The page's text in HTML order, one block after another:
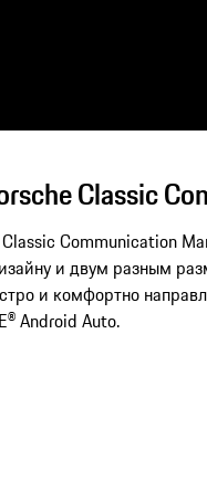
Classic
Communication
и двум разным
и комфортно
Android Auto.